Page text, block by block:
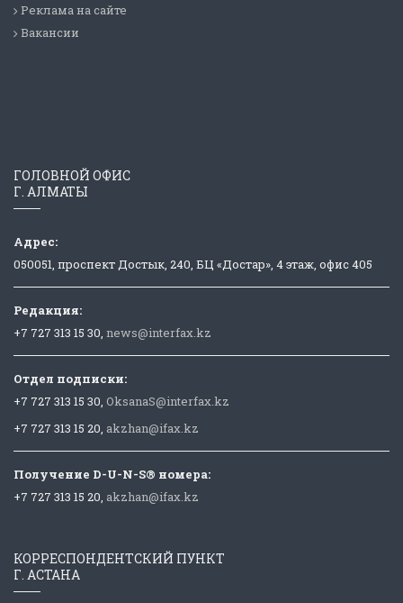
Реклама на сайте
Вакансии
ГОЛОВНОЙ ОФИС
Г. АЛМАТЫ
Адрес:
050051, проспект Достык, 240, БЦ «Достар», 4 этаж, офис 405
Редакция:
+7 727 313 15 30, news@interfax.kz
Отдел подписки:
+7 727 313 15 30, OksanaS@interfax.kz
+7 727 313 15 20, akzhan@ifax.kz
Получение D-U-N-S® номера:
+7 727 313 15 20, akzhan@ifax.kz
КОРРЕСПОНДЕНТСКИЙ ПУНКТ
Г. АСТАНА